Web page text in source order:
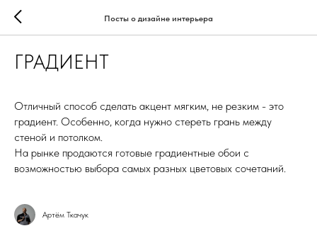
Посты о дизайне интерьера
ГРАДИЕНТ
Отличный способ сделать акцент мягким, не резким - это
градиент. Особенно, когда нужно стереть грань между
стеной и потолком.
На рынке продаются готовые градиентные обои с
возможностью выбора самых разных цветовых сочетаний.
Артём Ткачук